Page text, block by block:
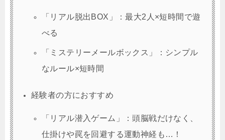
「リアル脱出BOX」：最大2人×短時間で遊
べる
「ミステリーメールボックス」：シンプル
なルール×短時間
経験者の方におすすめ
「リアル潜入ゲーム」：頭脳戦だけなく、
仕掛けや罠を回避する運動神経も…！